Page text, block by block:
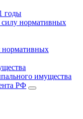
годы
нормативных
нормативных
имущества
РФ